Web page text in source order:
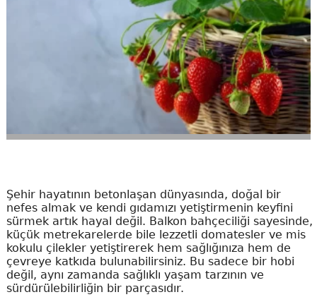
Şehir hayatının betonlaşan dünyasında, doğal bir
nefes almak ve kendi gıdamızı yetiştirmenin keyfini
sürmek artık hayal değil. Balkon bahçeciliği sayesinde,
küçük metrekarelerde bile lezzetli domatesler ve mis
kokulu çilekler yetiştirerek hem sağlığınıza hem de
çevreye katkıda bulunabilirsiniz. Bu sadece bir hobi
değil, aynı zamanda sağlıklı yaşam tarzının ve
sürdürülebilirliğin bir parçasıdır.